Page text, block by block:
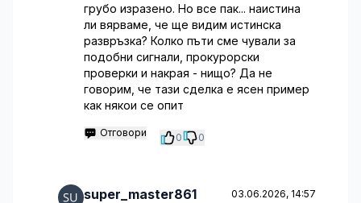
грубо изразено. Но все пак... наистина
ли вярваме, че ще видим истинска
развръзка? Колко пъти сме чували за
подобни сигнали, прокурорски
проверки и накрая - нищо? Да не
говорим, че тази сделка е ясен пример
как някои се опит
Отговори 0 0
super_master861 03.06.2026, 14:57